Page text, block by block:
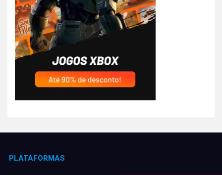
PLATAFORMAS